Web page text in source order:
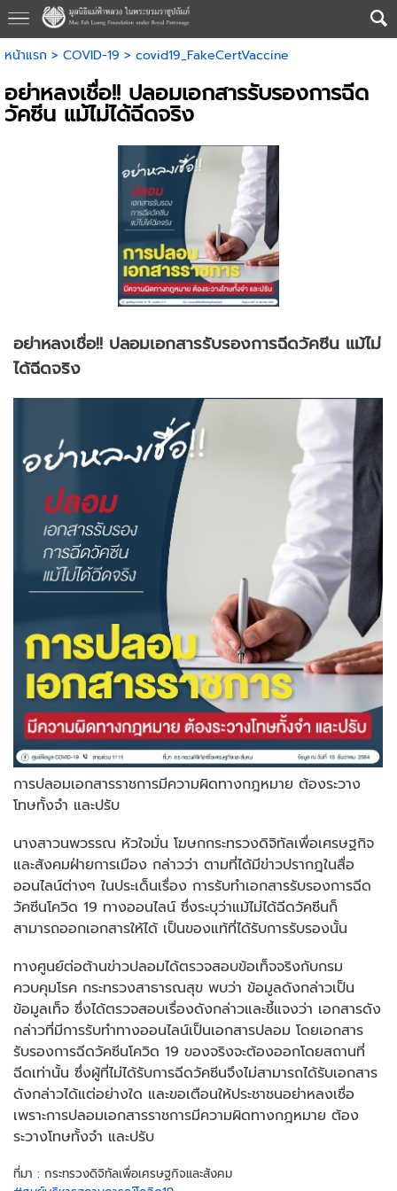
หน้าแรก > COVID-19 > covid19_FakeCertVaccine
อย่าหลงเชื่อ!! ปลอมเอกสารรับรองการฉีด
วัคซีน แม้ไม่ได้ฉีดจริง
อย่าหลงเชื่อ!! ปลอมเอกสารรับรองการฉีดวัคซีน แม้ไม่
ได้ฉีดจริง
การปลอมเอกสารราชการมีความผิดทางกฎหมาย ต้องระวาง
โทษทั้งจำ และปรับ
นางสาวนพวรรณ หัวใจมั่น โฆษกกระทรวงดิจิทัลเพื่อเศรษฐกิจ
และสังคมฝ่ายการเมือง กล่าวว่า ตามที่ได้มีข่าวปรากฎในสื่อ
ออนไลน์ต่างๆ ในประเด็นเรื่อง การรับทำเอกสารรับรองการฉีด
วัคซีนโควิด 19 ทางออนไลน์ ซึ่งระบุว่าแม้ไม่ได้ฉีดวัคซีนก็
สามารถออกเอกสารให้ได้ เป็นของแท้ที่ได้รับการรับรองนั้น
ทางศูนย์ต่อต้านข่าวปลอมได้ตรวจสอบข้อเท็จจริงกับกรม
ควบคุมโรค กระทรวงสาธารณสุข พบว่า ข้อมูลดังกล่าวเป็น
ข้อมูลเท็จ ซึ่งได้ตรวจสอบเรื่องดังกล่าวและชี้แจงว่า เอกสารดัง
กล่าวที่มีการรับทำทางออนไลน์เป็นเอกสารปลอม โดยเอกสาร
รับรองการฉีดวัคซีนโควิด 19 ของจริงจะต้องออกโดยสถานที่
ฉีดเท่านั้น ซึ่งผู้ที่ไม่ได้รับการฉีดวัคซีนจึงไม่สามารถได้รับเอกสาร
ดังกล่าวได้แต่อย่างใด และขอเตือนให้ประชาชนอย่าหลงเชื่อ
เพราะการปลอมเอกสารราชการมีความผิดทางกฎหมาย ต้อง
ระวางโทษทั้งจำ และปรับ
ที่มา : กระทรวงดิจิทัลเพื่อเศรษฐกิจและสังคม